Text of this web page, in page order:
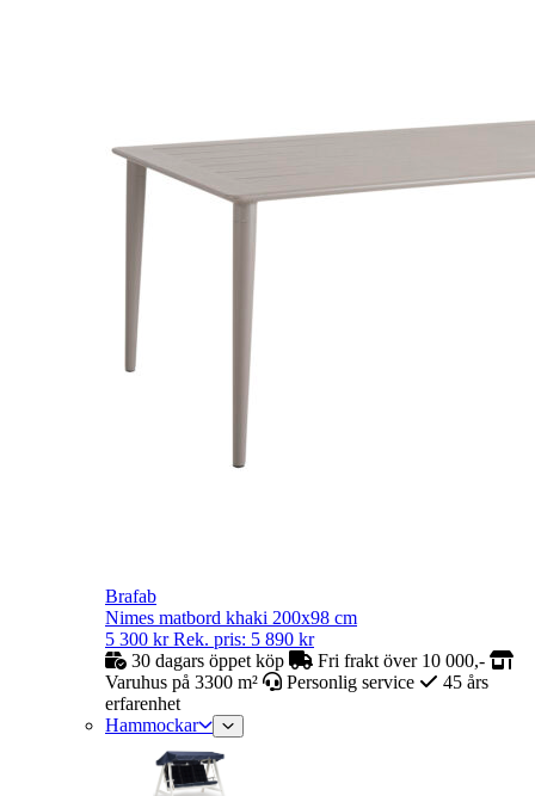
Brafab
Nimes matbord khaki 200x98 cm
5 300 kr Rek. pris: 5 890 kr
30 dagars öppet köp
Fri frakt över 10 000,-
Varuhus på 3300 m²
Personlig service
45 års
erfarenhet
Hammockar